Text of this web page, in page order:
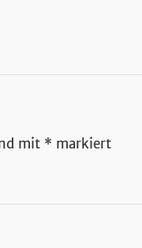
mit * markiert